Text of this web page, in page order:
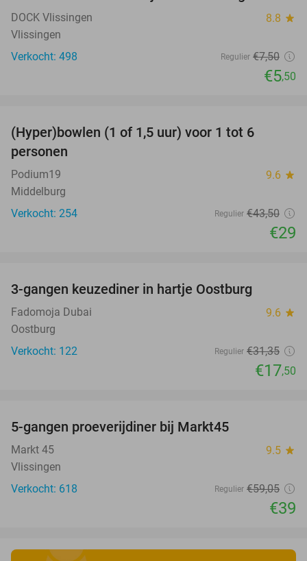
DOCK Vlissingen 8.8 star
Vlissingen
Verkocht: 498
Regulier €7,50
€5,50
(Hyper)bowlen (1 of 1,5 uur) voor 1 tot 6
personen
Podium19 9.6 star
Middelburg
Verkocht: 254
Regulier €43,50
€29
3-gangen keuzediner in hartje Oostburg
Fadomoja Dubai 9.6 star
Oostburg
Verkocht: 122
Regulier €31,35
€17,50
5-gangen proeverijdiner bij Markt45
Markt 45 9.5 star
Vlissingen
Verkocht: 618
Regulier €59,05
€39